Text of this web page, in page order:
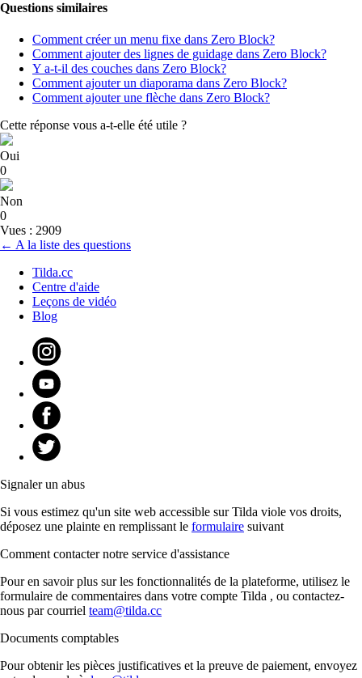
Questions similaires
Comment créer un menu fixe dans Zero Block?
Comment ajouter des lignes de guidage dans Zero Block?
Y a-t-il des couches dans Zero Block?
Comment ajouter un diaporama dans Zero Block?
Comment ajouter une flèche dans Zero Block?
Cette réponse vous a-t-elle été utile ?
Oui
0
Non
0
Vues : 2909
← A la liste des questions
Tilda.cc
Centre d'aide
Leçons de vidéo
Blog
Signaler un abus
Si vous estimez qu'un site web accessible sur Tilda viole vos droits,
déposez une plainte en remplissant le formulaire suivant
Comment contacter notre service d'assistance
Pour en savoir plus sur les fonctionnalités de la plateforme, utilisez le
formulaire de commentaires dans votre compte Tilda , ou contactez-
nous par courriel team@tilda.cc
Documents comptables
Pour obtenir les pièces justificatives et la preuve de paiement, envoyez